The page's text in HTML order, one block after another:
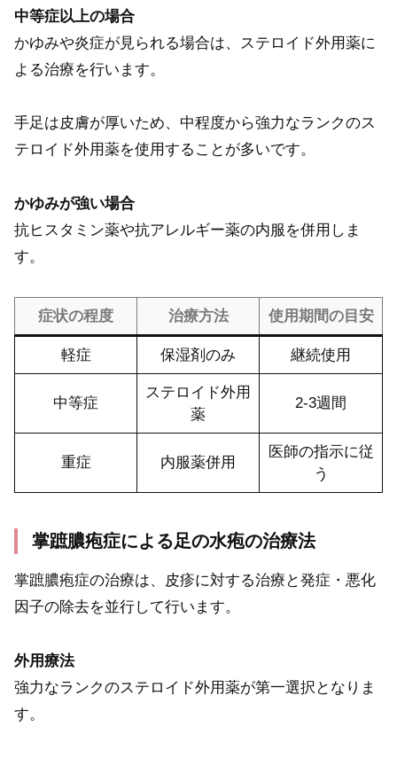
中等症以上の場合
かゆみや炎症が見られる場合は、ステロイド外用薬に
よる治療を行います。
手足は皮膚が厚いため、中程度から強力なランクのス
テロイド外用薬を使用することが多いです。
かゆみが強い場合
抗ヒスタミン薬や抗アレルギー薬の内服を併用しま
す。
症状の程度 治療方法 使用期間の目安
軽症 保湿剤のみ 継続使用
中等症
ステロイド外用
薬
2-3週間
重症 内服薬併用
医師の指示に従
う
掌蹠膿疱症による足の水疱の治療法
掌蹠膿疱症の治療は、皮疹に対する治療と発症・悪化
因子の除去を並行して行います。
外用療法
強力なランクのステロイド外用薬が第一選択となりま
す。